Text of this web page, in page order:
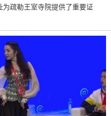
疏勒王室寺院提供了重要证